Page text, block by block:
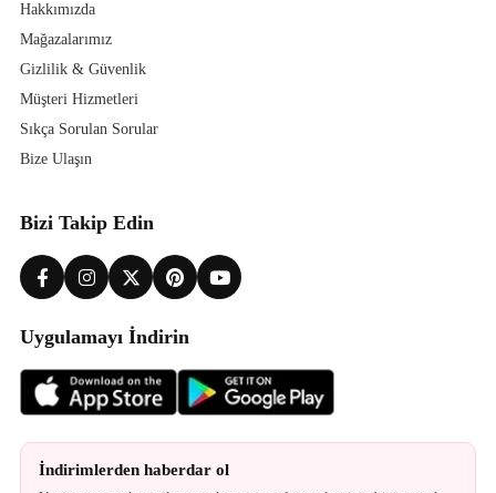
Hakkımızda
Mağazalarımız
Gizlilik & Güvenlik
Müşteri Hizmetleri
Sıkça Sorulan Sorular
Bize Ulaşın
Bizi Takip Edin
Uygulamayı İndirin
İndirimlerden haberdar ol